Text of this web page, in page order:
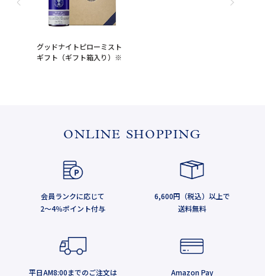
グッドナイトピローミスト
ギフト（ギフト箱入り）※
ONLINE SHOPPING
会員ランクに応じて
2～4％ポイント付与
6,600円（税込）以上で
送料無料
平日AM8:00までのご注文は
Amazon Pay